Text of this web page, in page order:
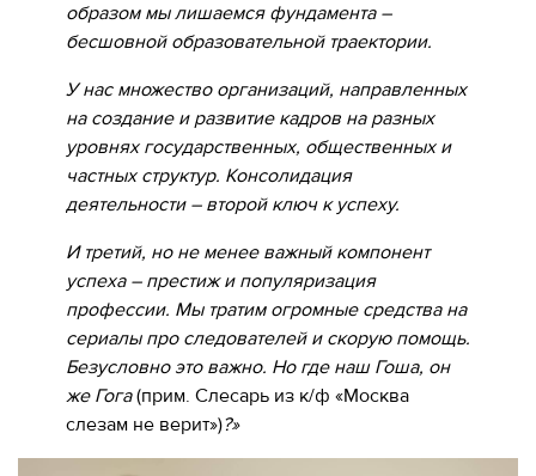
образом мы лишаемся фундамента –
бесшовной образовательной траектории.
У нас множество организаций, направленных
на создание и развитие кадров на разных
уровнях государственных, общественных и
частных структур. Консолидация
деятельности – второй ключ к успеху.
И третий, но не менее важный компонент
успеха – престиж и популяризация
профессии. Мы тратим огромные средства на
сериалы про следователей и скорую помощь.
Безусловно это важно. Но где наш Гоша, он
же Гога(прим. Слесарь из к/ф «Москва
слезам не верит»)?»